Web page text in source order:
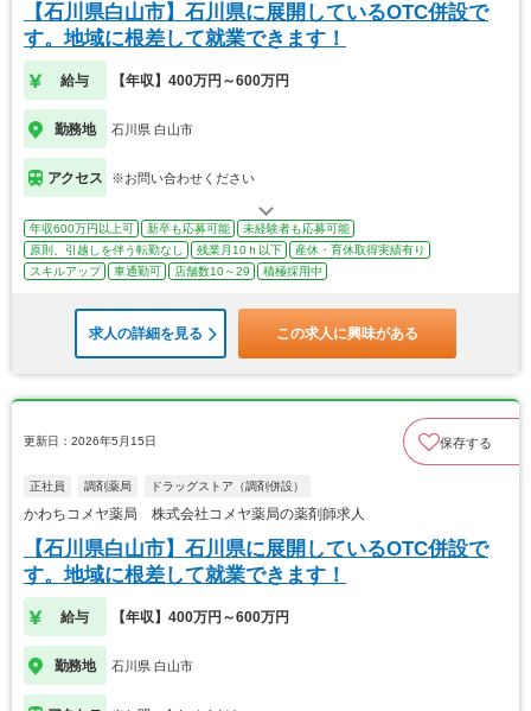
【石川県白山市】石川県に展開しているOTC併設で
す。地域に根差して就業できます！
給与 【年収】400万円～600万円
勤務地 石川県 白山市
アクセス ※お問い合わせください
年収600万円以上可 新卒も応募可能
未経験者も応募可能
原則、引越しを伴う転勤なし
残業月10ｈ以下
産休・育休取得実績有り
スキルアップ
車通勤可 店舗数10～29 積極採用中
求人の詳細を見る この求人に興味がある
更新日：2026年5月15日 保存する
正社員 調剤薬局 ドラッグストア（調剤併設）
かわちコメヤ薬局 株式会社コメヤ薬局の薬剤師求人
【石川県白山市】石川県に展開しているOTC併設で
す。地域に根差して就業できます！
給与 【年収】400万円～600万円
勤務地 石川県 白山市